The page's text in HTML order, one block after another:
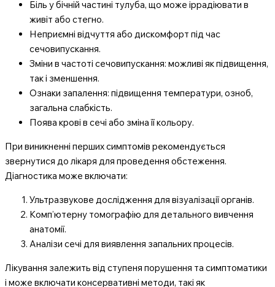
Біль у бічній частині тулуба, що може іррадіювати в
живіт або стегно.
Неприємні відчуття або дискомфорт під час
сечовипускання.
Зміни в частоті сечовипускання: можливі як підвищення,
так і зменшення.
Ознаки запалення: підвищення температури, озноб,
загальна слабкість.
Поява крові в сечі або зміна її кольору.
При виникненні перших симптомів рекомендується
звернутися до лікаря для проведення обстеження.
Діагностика може включати:
Ультразвукове дослідження для візуалізації органів.
Комп’ютерну томографію для детального вивчення
анатомії.
Аналізи сечі для виявлення запальних процесів.
Лікування залежить від ступеня порушення та симптоматики
і може включати консервативні методи, такі як